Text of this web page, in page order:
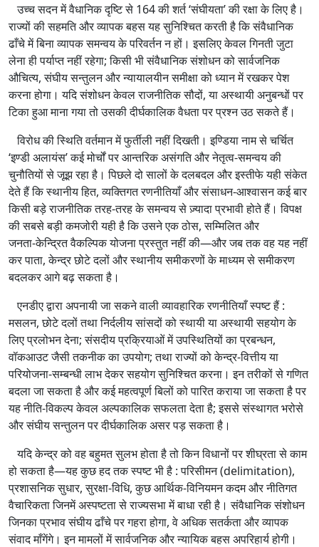
उच्च सदन में वैधानिक दृष्टि से 164 की शर्त ‘संघीयता’ की रक्षा के लिए है।
राज्यों की सहमति और व्यापक बहस यह सुनिश्चित करती है कि संवैधानिक
ढाँचे में बिना व्यापक समन्वय के परिवर्तन न हों। इसलिए केवल गिनती जुटा
लेना ही पर्याप्त नहीं रहेगा; किसी भी संवैधानिक संशोधन को सार्वजनिक
औचित्य, संघीय सन्तुलन और न्यायालयीन समीक्षा को ध्यान में रखकर पेश
करना होगा। यदि संशोधन केवल राजनीतिक सौदों, या अस्थायी अनुबन्धों पर
टिका हुआ माना गया तो उसकी दीर्घकालिक वैधता पर प्रश्न उठ सकते हैं।
विरोध की स्थिति वर्तमान में फुर्तीली नहीं दिखती। इण्डिया नाम से चर्चित
‘इण्डी अलायंस’ कई मोर्चों पर आन्तरिक असंगति और नेतृत्व‑समन्वय की
चुनौतियों से जूझ रहा है। पिछले दो सालों के दलबदल और इस्तीफे यही संकेत
देते हैं कि स्थानीय हित, व्यक्तिगत रणनीतियाँ और संसाधन‑आश्वासन कई बार
किसी बड़े राजनीतिक तरह‑तरह के समन्वय से ज़्यादा प्रभावी होते हैं। विपक्ष
की सबसे बड़ी कमजोरी यही है कि उसने एक ठोस, सम्मिलित और
जनता‑केन्द्रित वैकल्पिक योजना प्रस्तुत नहीं की—और जब तक वह यह नहीं
कर पाता, केन्द्र छोटे दलों और स्थानीय समीकरणों के माध्यम से समीकरण
बदलकर आगे बढ़ सकता है।
एनडीए द्वारा अपनायी जा सकने वाली व्यावहारिक रणनीतियाँ स्पष्ट हैं :
मसलन, छोटे दलों तथा निर्दलीय सांसदों को स्थायी या अस्थायी सहयोग के
लिए प्रलोभन देना; संसदीय प्रक्रियाओं में उपस्थितियों का प्रबन्धन,
वॉकआउट जैसी तकनीक का उपयोग; तथा राज्यों को केन्द्र‑वित्तीय या
परियोजना‑सम्बन्धी लाभ देकर सहयोग सुनिश्चित करना। इन तरीकों से गणित
बदला जा सकता है और कई महत्वपूर्ण बिलों को पारित कराया जा सकता है पर
यह नीति‑विकल्प केवल अल्पकालिक सफलता देता है; इससे संस्थागत भरोसे
और संघीय सन्तुलन पर दीर्घकालिक असर पड़ सकता है।
यदि केन्द्र को वह बहुमत सुलभ होता है तो किन विधानों पर शीघ्रता से काम
हो सकता है—यह कुछ हद तक स्पष्ट भी है : परिसीमन (delimitation),
प्रशासनिक सुधार, सुरक्षा‑विधि, कुछ आर्थिक‑विनियमन कदम और नीतिगत
वैचारिकता जिनमें अस्पष्टता से राज्यसभा में बाधा रही है। संवैधानिक संशोधन
जिनका प्रभाव संघीय ढाँचे पर गहरा होगा, वे अधिक सतर्कता और व्यापक
संवाद माँगेंगे। इन मामलों में सार्वजनिक और न्यायिक बहस अपरिहार्य होगी।